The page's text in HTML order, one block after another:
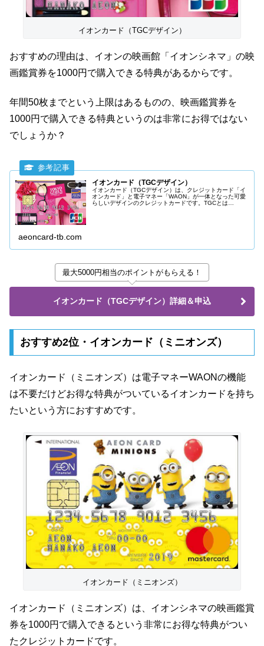
イオンカード（TGCデザイン）
おすすめの理由は、イオンの映画館「イオンシネマ」の映
画鑑賞券を1000円で購入できる特典があるからです。
年間50枚までという上限はあるものの、映画鑑賞券を
1000円で購入できる特典というのは非常にお得ではない
でしょうか？
イオンカード（TGCデザイン）
イオンカード（TGCデザイン）は、クレジットカード「イ
オンカード」と電子マネー「WAON」が一体となった可愛
らしいデザインのクレジットカードです。TGCとは
aeoncard-tb.com
最大5000円相当のポイントがもらえる！
イオンカード（TGCデザイン）詳細＆申込
おすすめ2位・イオンカード（ミニオンズ）
イオンカード（ミニオンズ）は電子マネーWAONの機能
は不要だけどお得な特典がついているイオンカードを持ち
たいという方におすすめです。
イオンカード（ミニオンズ）
イオンカード（ミニオンズ）は、イオンシネマの映画鑑賞
券を1000円で購入できるという非常にお得な特典がつい
たクレジットカードです。